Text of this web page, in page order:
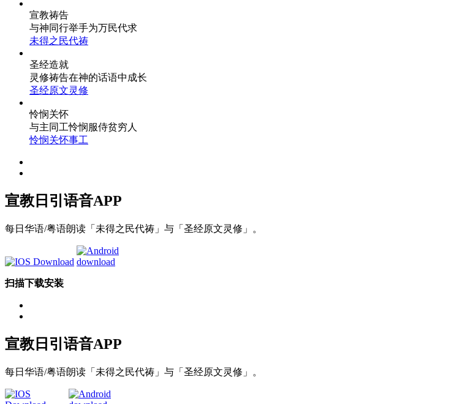
宣教祷告
与神同行举手为万民代求
未得之民代祷
圣经造就
灵修祷告在神的话语中成长
圣经原文灵修
怜悯关怀
与主同工怜悯服侍贫穷人
怜悯关怀事工
宣教日引 语音APP
每日华语/粤语朗读「未得之民代祷」与「圣经原文灵修」。
扫描下载安装
宣教日引 语音APP
每日华语/粤语朗读「未得之民代祷」与「圣经原文灵修」。